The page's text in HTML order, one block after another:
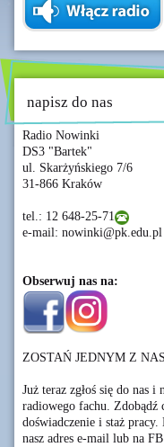
napisz do nas
Radio Nowinki
DS3 "Bartek"
ul. Skarżyńskiego 7/6
31-866 Kraków
tel.: 12 648-25-71
e-mail: nowinki@pk.edu.pl
Obserwuj nas na:
ZOSTAŃ JEDNYM Z
Już teraz zgłoś się do nas i
radiowego fachu. Zdobądź
doświadczenie i staż pracy.
nasz adres e-mail lub na